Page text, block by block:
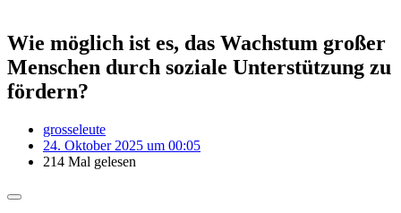
Wie möglich ist es, das Wachstum großer
Menschen durch soziale Unterstützung zu
fördern?
grosseleute
24. Oktober 2025 um 00:05
214 Mal gelesen